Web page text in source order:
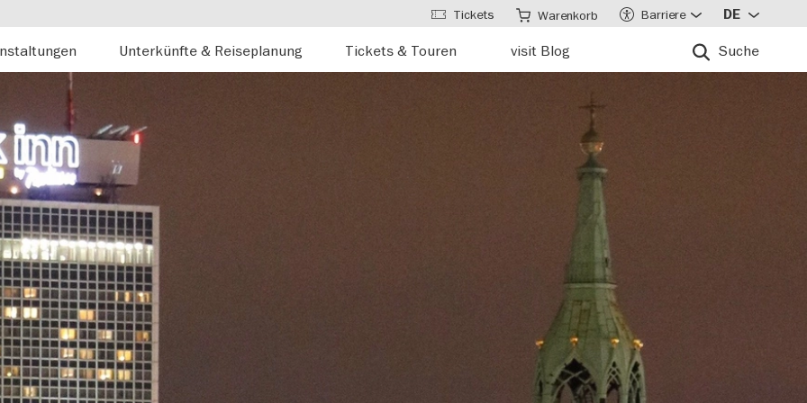
Unterkünfte & Reiseplanung Tickets & Touren visit Blog Suche
Tickets Warenkorb Barriere DE